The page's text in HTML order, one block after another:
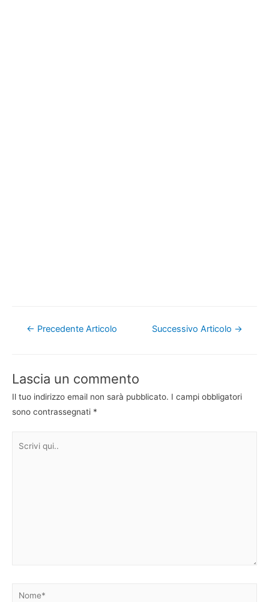
Navigazione
← Precedente Articolo Successivo Articolo →
Lascia un commento
Il tuo indirizzo email non sarà pubblicato. I campi obbligatori
sono contrassegnati *
Nome*